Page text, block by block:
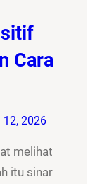
Cara
12, 2026
melihat
itu sinar